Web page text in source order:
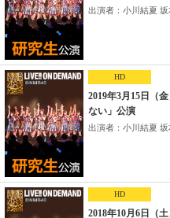
出演者：小川結夏 坂
HD
2019年3月15日（
ない」公演
出演者：小川結夏 坂
HD
2018年10月6日（